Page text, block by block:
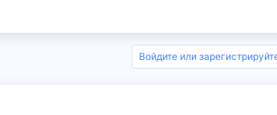
Войдите или